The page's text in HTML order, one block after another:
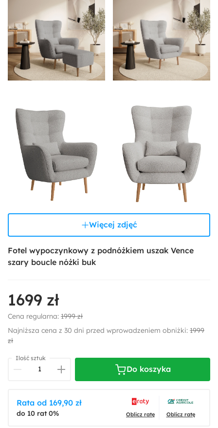
Więcej zdjęć
Fotel wypoczynkowy z podnóżkiem uszak Vence
szary boucle nóżki buk
1699 zł
Cena regularna: 1999 zł
Najniższa cena z 30 dni przed wprowadzeniem obniżki: 1999
zł
Ilość sztuk
Do koszyka
Rata od 169,90 zł
do 10 rat 0% Oblicz ratę Oblicz ratę